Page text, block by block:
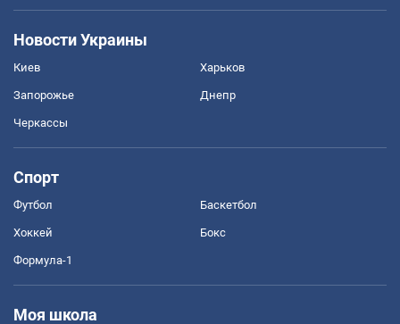
Новости Украины
Киев Харьков
Запорожье Днепр
Черкассы
Спорт
Футбол Баскетбол
Хоккей Бокс
Формула-1
Моя школа